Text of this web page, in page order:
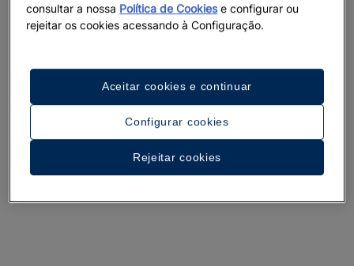
consultar a nossa Política de Cookiese configurar ou
rejeitar os cookies acessando à Configuração.
Configurar cookies
Rejeitar cookies
Aceitar cookies e continuar